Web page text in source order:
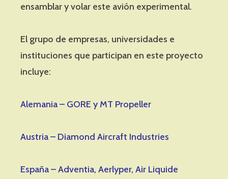
ensamblar y volar este avión experimental.
El grupo de empresas, universidades e
instituciones que participan en este proyecto
incluye:
Alemania – GORE y MT Propeller
Austria – Diamond Aircraft Industries
España – Adventia, Aerlyper, Air Liquide